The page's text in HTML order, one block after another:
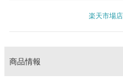
楽天市場
商品情報